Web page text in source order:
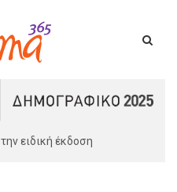
την ειδική έκδοση